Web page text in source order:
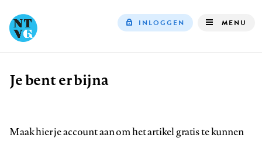
INLOGGEN MENU
Kruimelpad
Je bent er bijna
Maak hier je account aan om het artikel gratis te kunnen